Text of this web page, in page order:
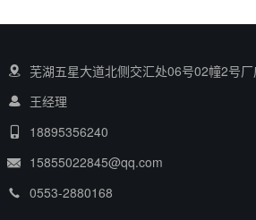
芜湖五星大道北侧交汇处06号02幢2号厂
王经理
18895356240
15855022845@qq.com
0553-2880168